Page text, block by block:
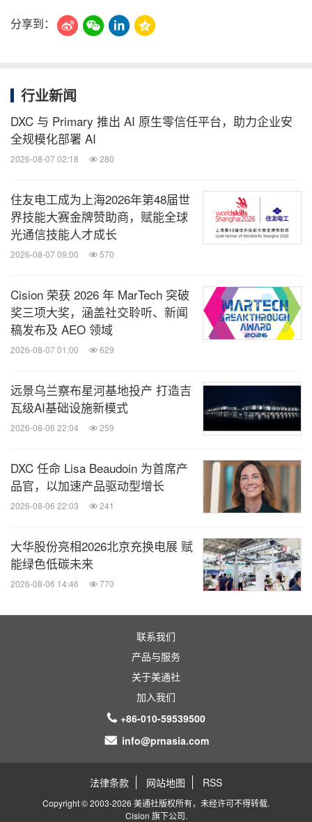
分享到：
行业新闻
DXC 与 Primary 推出 AI 原生零信任平台，助力企业安
全规模化部署 AI
2026-08-07 02:18 280
住友电工成为上海2026年第48届世
界技能大赛金牌赞助商，赋能全球
光通信技能人才成长
2026-08-07 09:00 570
Cision 荣获 2026 年 MarTech 突破
奖三项大奖，涵盖社交聆听、新闻
稿发布及 AEO 领域
2026-08-07 01:00 629
远景乌兰察布星河基地投产 打造吉
瓦级AI基础设施新模式
2026-08-06 22:04 259
DXC 任命 Lisa Beaudoin 为首席产
品官，以加速产品驱动型增长
2026-08-06 22:03 241
大华股份亮相2026北京充换电展 赋
能绿色低碳未来
2026-08-06 14:46 770
联系我们
产品与服务
关于美通社
加入我们
+86-010-59539500
info@prnasia.com
法律条款 网站地图 RSS
Copyright © 2003-2026 美通社版权所有，未经许可不得转载.
Cision 旗下公司.